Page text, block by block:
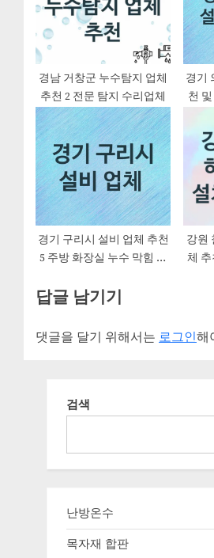
경남 거창군 누수탐지 업체
추천 2 전문 탐지 수리업체
경기
천
경기 구리시 설비 업체 추천
5 주방 화장실 누수 막힘 방
강원
체 추
답글 남기기
댓글을 달기 위해서는 로그인해
검색
난방온수
목자재 합판